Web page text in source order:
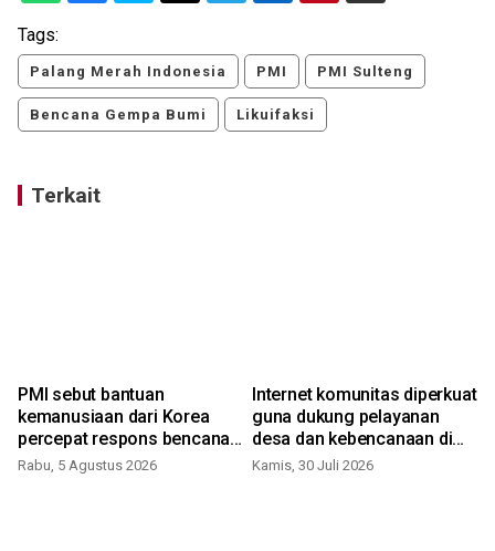
Tags:
Palang Merah Indonesia PMI PMI Sulteng
Bencana Gempa Bumi Likuifaksi
Terkait
PMI sebut bantuan
kemanusiaan dari Korea
percepat respons bencana
nasional
Rabu, 5 Agustus 2026
Internet komunitas diperkuat
guna dukung pelayanan
desa dan kebencanaan di
Sukabumi
Kamis, 30 Juli 2026